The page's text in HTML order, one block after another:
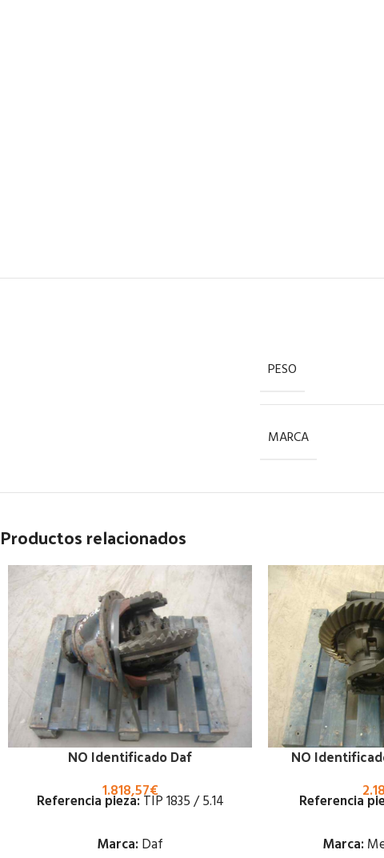
PESO
MARCA
Productos relacionados
NO Identificado Daf
1.818,57€
Referencia pieza:TIP 1835 / 5.14
Marca: Daf
NO
Referencia
Marca: